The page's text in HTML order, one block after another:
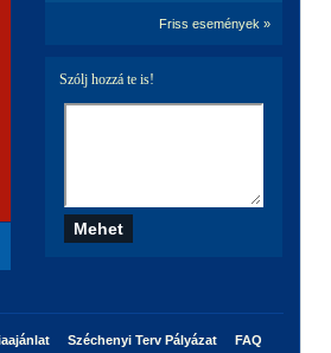
Friss események »
Szólj hozzá te is!
Széchenyi Terv Pályázat FAQ